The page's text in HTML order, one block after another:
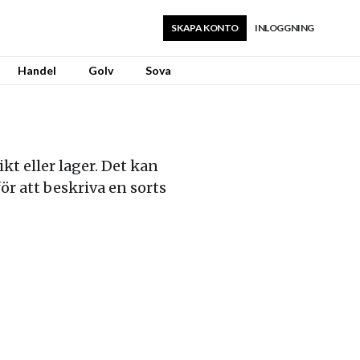
INLOGGNING
SKAPA KONTO
Handel Golv Sova
eller lager. Det kan
att beskriva en sorts